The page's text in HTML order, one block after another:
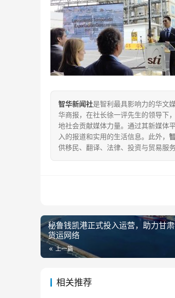
智华新闻社是智利最具影响力的华文
华商报，在社长徐一评先生的领导下
地社会贡献媒体力量。通过其新媒体
入的报道和实用的生活信息。此外，
供移民、翻译、法律、投资与贸易服
秘鲁钱凯港正式投入运营，助力甘
货运网络
上一篇
相关推荐